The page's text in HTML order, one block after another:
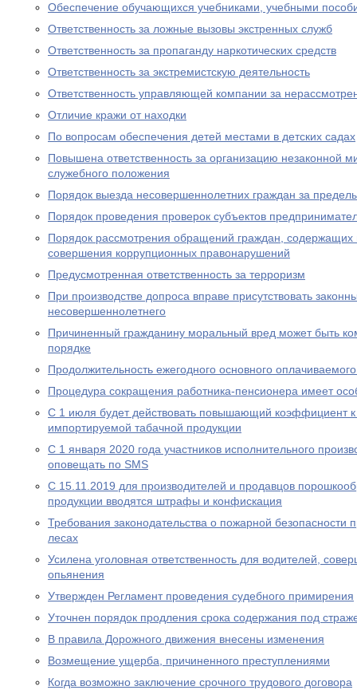
Обеспечение обучающихся учебниками, учебными
Ответственность за ложные вызовы экстренных служб
Ответственность за пропаганду наркотических средств
Ответственность за экстремистскую деятельность
Ответственность управляющей компании за
Отличие кражи от находки
По вопросам обеспечения детей местами в детских садах
Повышена ответственность за организацию незаконной
служебного положения
Порядок выезда несовершеннолетних граждан за
Порядок проведения проверок субъектов
Порядок рассмотрения обращений граждан,
совершения коррупционных правонарушений
Предусмотренная ответственность за терроризм
При производстве допроса вправе присутствовать
несовершеннолетнего
Причиненный гражданину моральный вред может быть
порядке
Продолжительность ежегодного основного оплачиваемого
Процедура сокращения работника-пенсионера имеет
С 1 июля будет действовать повышающий коэффициент
импортируемой табачной продукции
С 1 января 2020 года участников исполнительного
оповещать по SMS
С 15.11.2019 для производителей и продавцов
продукции вводятся штрафы и конфискация
Требования законодательства о пожарной безопасности
лесах
Усилена уголовная ответственность для водителей,
опьянения
Утвержден Регламент проведения судебного примирения
Уточнен порядок продления срока содержания под
В правила Дорожного движения внесены изменения
Возмещение ущерба, причиненного преступлениями
Когда возможно заключение срочного трудового договора